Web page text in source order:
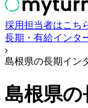
採用担当者はこち
長期・有給インタ
島根県の長期イン
島根県の